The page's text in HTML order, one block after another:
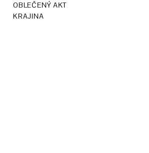
OBLEČENÝ AKT
KRAJINA